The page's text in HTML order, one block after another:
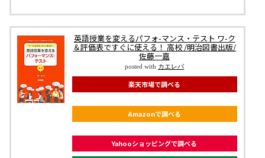
英語授業を変えるパフォ-マンス・テスト ワ-ク
＆評価表ですぐに使える！ 高校 /明治図書出版/
佐藤一嘉
posted with カエレバ
楽天市場で調べる
Amazonで調べる
Yahooショッピングで調べる